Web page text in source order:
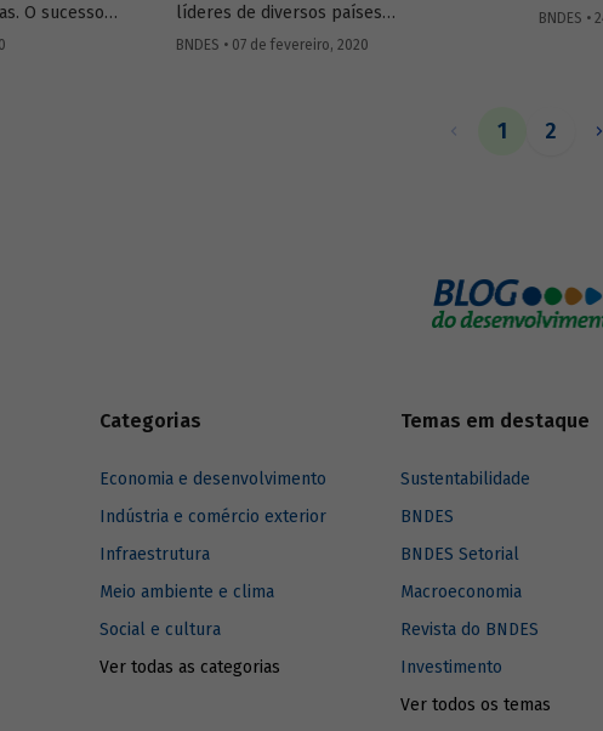
O sucesso
não é trivial.
líderes de diversos países
comprometeram-se com uma ação comum
os ODS. No sexto episódio do podcast
BNDES • 07 de fevereiro, 2020
Fiocruz
da
BNDES •
1 2
Categorias
Economia e desenvolvimento
Indústria e comércio exterior
Infraestrutura
Meio ambiente e clima
Social e cultura
Ver todas as categorias
Temas em destaque
Sustentabilidade
BNDES
BNDES Setorial
Macroeconomia
Revista do BNDES
Investimento
Ver todos os temas